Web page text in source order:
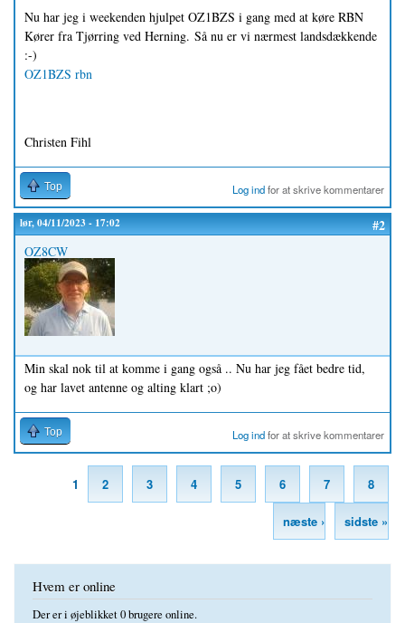
Nu har jeg i weekenden hjulpet OZ1BZS i gang med at køre RBN
Kører fra Tjørring ved Herning. Så nu er vi nærmest landsdækkende
:-)
OZ1BZS rbn
Christen Fihl
Top Log indfor at skrive kommentarer
lør, 04/11/2023 - 17:02 #2
OZ8CW
Min skal nok til at komme i gang også .. Nu har jeg fået bedre tid,
og har lavet antenne og alting klart ;o)
Top Log indfor at skrive kommentarer
1 2 3 4 5 6 7 8
næste › sidste »
Hvem er online
Der er i øjeblikket 0 brugere online.